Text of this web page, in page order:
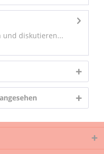
und diskutieren...